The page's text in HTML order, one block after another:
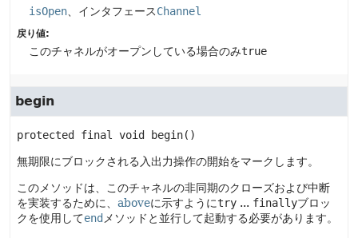
isOpen 、インタフェースChannel
戻り値:
このチャネルがオープンしている場合のみtrue
begin
protected final void begin()
無期限にブロックされる入出力操作の開始をマークします。
このメソッドは、このチャネルの非同期のクローズおよび中断
を実装するために、 aboveに示すようにtry ... finallyブロッ
クを使用してend メソッドと並行して起動する必要があります。